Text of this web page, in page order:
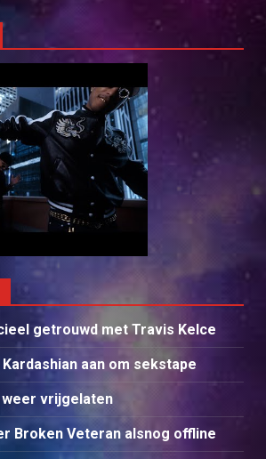
getrouwd met Travis Kelce
aan om sekstape
weer vrijgelaten
Broken Veteran alsnog offline